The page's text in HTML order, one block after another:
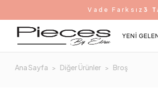
Vade Farksız 3
YENI
Ana Sayfa Diğer Ürünler Broş